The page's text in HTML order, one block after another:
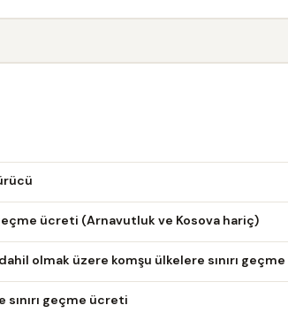
ücreti (Arnavutluk ve Kosova hariç)
olmak üzere komşu ülkelere sınırı
sınırı geçme ücreti